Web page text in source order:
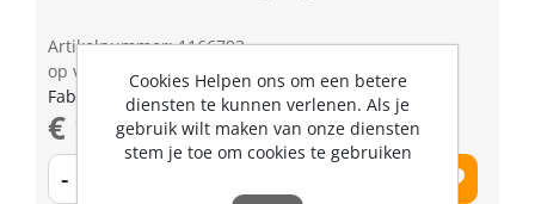
Artikelnummer: 1166793
op voorraad | 3-5 dagen levertijd
Fabrikant artikel nummer: 1701153620
€ 1,39 excl. BTW
-
Cookies Helpen ons om een betere
diensten te kunnen verlenen. Als je
gebruik wilt maken van onze diensten
stem je toe om cookies te gebruiken